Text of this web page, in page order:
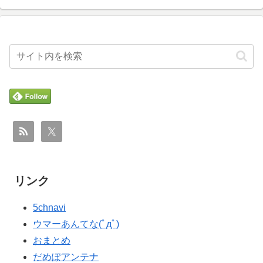
リンク
5chnavi
ウマーあんてな(ﾟдﾟ)
おまとめ
だめぽアンテナ